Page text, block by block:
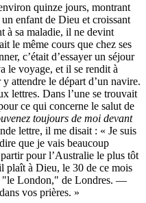
quinze jours, montrant
enfant de Dieu et croissant
à sa maladie, il ne devint
le même cours que chez ses
c’était d’essayer un séjour
le voyage, et il se rendit à
attendre le départ d’un navire.
lettres. Dans l’une se trouvait
ce qui concerne le salut de
toujours de moi devant
lettre, il me disait : « Je suis
que je vais beaucoup
pour l’Australie le plus tôt
plaît à Dieu, le 30 de ce mois
"le London," de Londres. —
vos prières. »